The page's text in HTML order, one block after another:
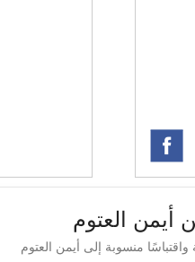
أيمن العتوم